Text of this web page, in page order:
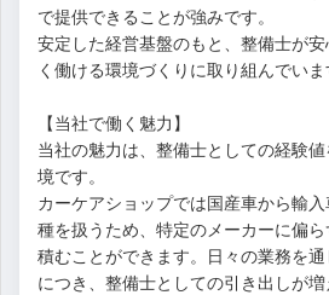
で提供できることが強みです。
安定した経営基盤のもと、整備士が
く働ける環境づくりに取り組んでいま
【当社で働く魅力】
当社の魅力は、整備士としての経験
境です。
カーケアショップでは国産車から輸
種を扱うため、特定のメーカーに偏
積むことができます。日々の業務を
につき、整備士としての引き出しが増